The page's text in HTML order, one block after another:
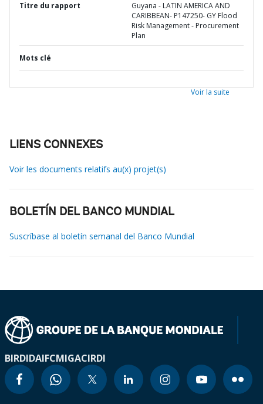
Titre du rapport
Guyana - LATIN AMERICA AND
CARIBBEAN- P147250- GY Flood
Risk Management - Procurement
Plan
Mots clé
Voir la suite
LIENS CONNEXES
Voir les documents relatifs au(x) projet(s)
BOLETÍN DEL BANCO MUNDIAL
Suscríbase al boletín semanal del Banco Mundial
BIRDIDAIFCMIGACIRDI